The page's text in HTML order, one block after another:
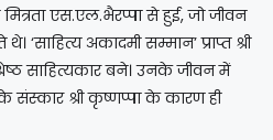
एस.एल.भैरप्पा से हुई, जो जीवन
‘साहित्य अकादमी सम्मान’ प्राप्त श्री
साहित्यकार बने। उनके जीवन में
संस्कार श्री कृष्णप्पा के कारण ही